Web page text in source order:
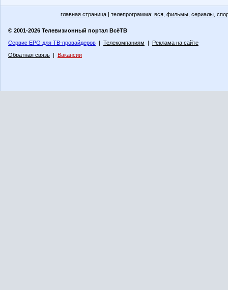
главная страница | телепрограмма: вся фильмы сериалы
© 2001-2026 Телевизионный портал ВсёТВ
Сервис EPG для ТВ-провайдеров | Телекомпаниям | Реклама на сайте
Обратная связь | Вакансии